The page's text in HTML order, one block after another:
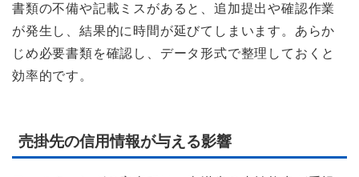
書類の不備や記載ミスがあると、追加提出や確認作業
が発生し、結果的に時間が延びてしまいます。あらか
じめ必要書類を確認し、データ形式で整理しておくと
効率的です。
売掛先の信用情報が与える影響